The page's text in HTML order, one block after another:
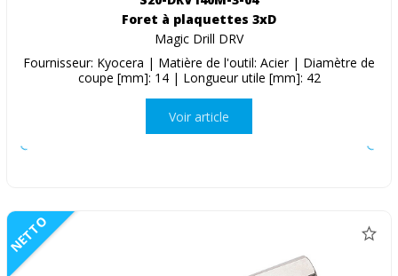
Foret à plaquettes 3xD
Magic Drill DRV
Fournisseur: Kyocera | Matière de l'outil: Acier | Diamètre de
coupe [mm]: 14 | Longueur utile [mm]: 42
Voir article
NETTO